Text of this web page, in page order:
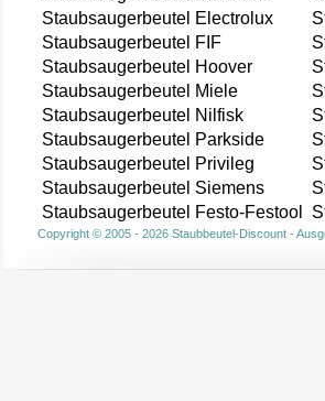
Staubsaugerbeutel Electrolux
Staubsaugerbeutel FIF
Staubsaugerbeutel Hoover
Staubsaugerbeutel Miele
Staubsaugerbeutel Nilfisk
Staubsaugerbeutel Parkside
Staubsaugerbeutel Privileg
Staubsaugerbeutel Siemens
Staubsaugerbeutel Festo-Festool
Copyright © 2005 - 2026 Staubbeutel-Discount -